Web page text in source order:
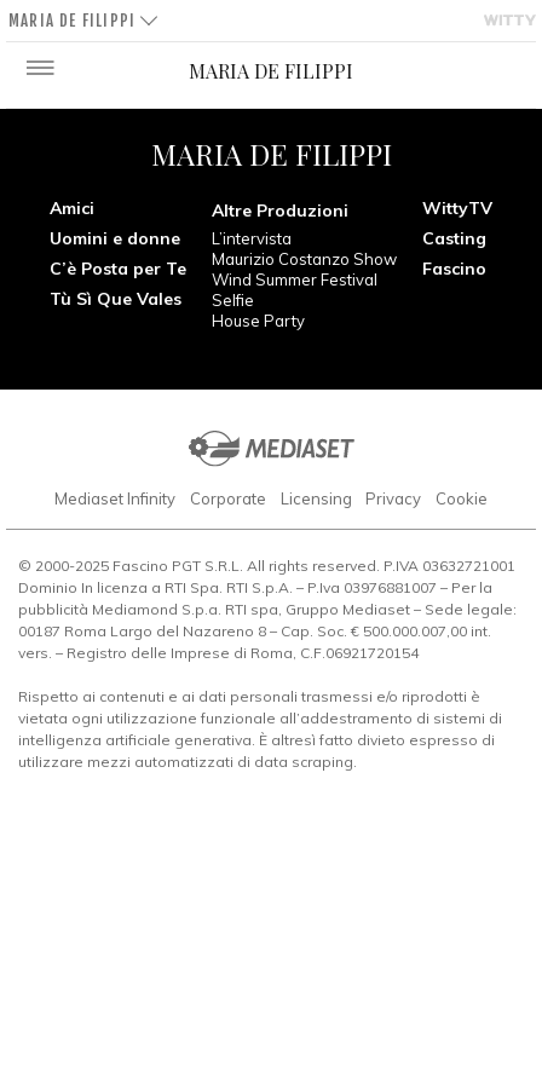
MARIA DE FILIPPI
MARIA DE FILIPPI
MARIA DE FILIPPI
Amici
Uomini e donne
C’è Posta per Te
Tù Sì Que Vales
Altre Produzioni
L’intervista
Maurizio Costanzo Show
Wind Summer Festival
Selfie
House Party
WittyTV
Casting
Fascino
Mediaset Infinity Corporate Licensing Privacy Cookie
© 2000-2025 Fascino PGT S.R.L. All rights reserved. P.IVA 03632721001
Dominio In licenza a RTI Spa. RTI S.p.A. – P.Iva 03976881007 – Per la
pubblicità Mediamond S.p.a. RTI spa, Gruppo Mediaset – Sede legale:
00187 Roma Largo del Nazareno 8 – Cap. Soc. € 500.000.007,00 int.
vers. – Registro delle Imprese di Roma, C.F.06921720154
Rispetto ai contenuti e ai dati personali trasmessi e/o riprodotti è
vietata ogni utilizzazione funzionale all’addestramento di sistemi di
intelligenza artificiale generativa. È altresì fatto divieto espresso di
utilizzare mezzi automatizzati di data scraping.